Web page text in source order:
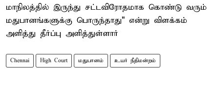
மாநிலத்தில் இருந்து சட்டவிரோதமாக கொண்டு வரும்
மதுபானங்களுக்கு பொருந்தாது" என்று விளக்கம்
அளித்து தீர்ப்பு அளித்துள்ளார்
Chennai High Court மதுபானம் உயர் நீதிமன்றம்